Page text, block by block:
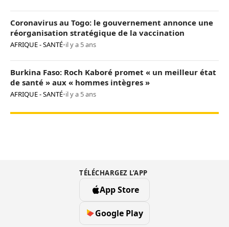
Coronavirus au Togo: le gouvernement annonce une
réorganisation stratégique de la vaccination
AFRIQUE - SANTÉ•il y a 5 ans
Burkina Faso: Roch Kaboré promet « un meilleur état
de santé » aux « hommes intègres »
AFRIQUE - SANTÉ•il y a 5 ans
TÉLÉCHARGEZ L’APP
App Store
Google Play